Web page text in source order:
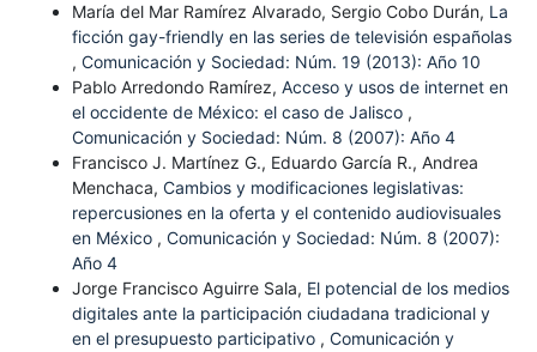
María del Mar Ramírez Alvarado, Sergio Cobo Durán, La
ficción gay-friendly en las series de televisión españolas
, Comunicación y Sociedad: Núm. 19 (2013): Año 10
Pablo Arredondo Ramírez, Acceso y usos de internet en
el occidente de México: el caso de Jalisco ,
Comunicación y Sociedad: Núm. 8 (2007): Año 4
Francisco J. Martínez G., Eduardo García R., Andrea
Menchaca, Cambios y modificaciones legislativas:
repercusiones en la oferta y el contenido audiovisuales
en México , Comunicación y Sociedad: Núm. 8 (2007):
Año 4
Jorge Francisco Aguirre Sala, El potencial de los medios
digitales ante la participación ciudadana tradicional y
en el presupuesto participativo , Comunicación y